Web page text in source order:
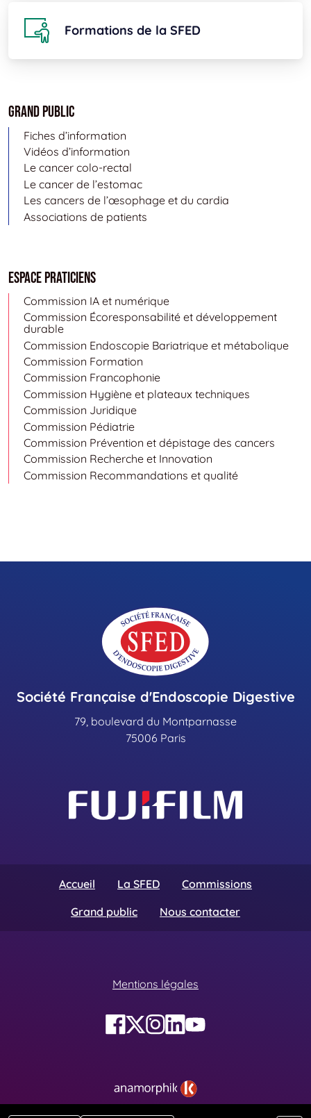
Formations de la SFED
Grand public
Fiches d’information
Vidéos d’information
Le cancer colo-rectal
Le cancer de l’estomac
Les cancers de l’œsophage et du cardia
Associations de patients
Espace Praticiens
Commission IA et numérique
Commission Écoresponsabilité et développement
durable
Commission Endoscopie Bariatrique et métabolique
Commission Formation
Commission Francophonie
Commission Hygiène et plateaux techniques
Commission Juridique
Commission Pédiatrie
Commission Prévention et dépistage des cancers
Commission Recherche et Innovation
Commission Recommandations et qualité
Société Française d'Endoscopie Digestive
79, boulevard du Montparnasse
75006 Paris
Accueil La SFED
Commissions
Grand public
Nous contacter
Mentions légales